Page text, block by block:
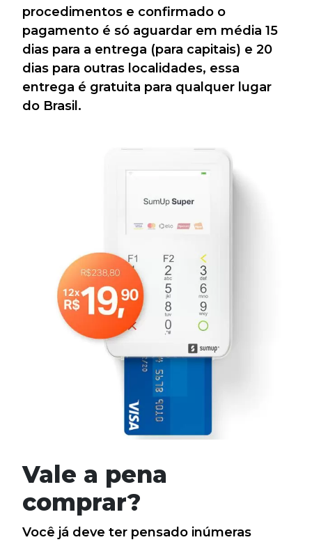
procedimentos e confirmado o
pagamento é só aguardar em média 15
dias para a entrega (para capitais) e 20
dias para outras localidades, essa
entrega é gratuita para qualquer lugar
do Brasil.
Vale a pena
comprar?
Você já deve ter pensado inúmeras